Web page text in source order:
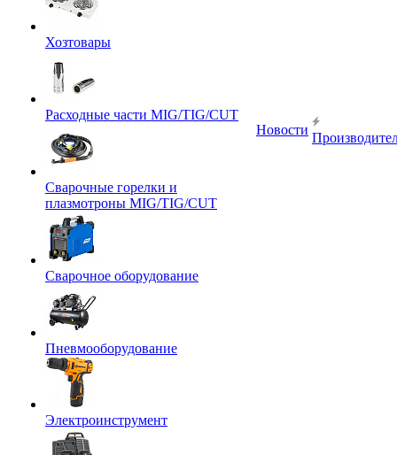
Хозтовары
Расходные части MIG/TIG/CUT
Сварочные горелки и
плазмотроны MIG/TIG/CUT
Сварочное оборудование
Пневмооборудование
Электроинструмент
Новости